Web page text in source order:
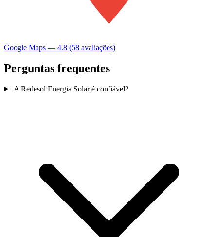
Google Maps — 4.8 (58 avaliações)
Perguntas frequentes
A Redesol Energia Solar é confiável?